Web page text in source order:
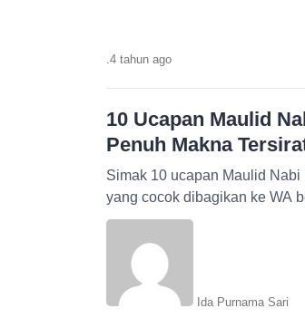
4 tahun ago
10 Ucapan Maulid
Penuh Makna
Simak 10 ucapan Maulid
yang cocok dibagikan ke WA
Ida Purnama Sari